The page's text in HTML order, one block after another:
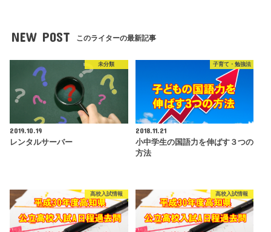
NEW POST このライターの最新記事
未分類
2019.10.19
レンタルサーバー
子育て・勉強法
2018.11.21
小中学生の国語力を伸ばす３つの
方法
高校入試情報 高校入試情報